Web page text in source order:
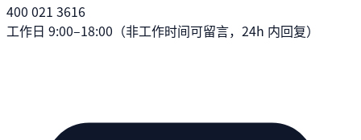
400 021 3616
工作日 9:00–18:00（非工作时间可留言，24h 内回复）